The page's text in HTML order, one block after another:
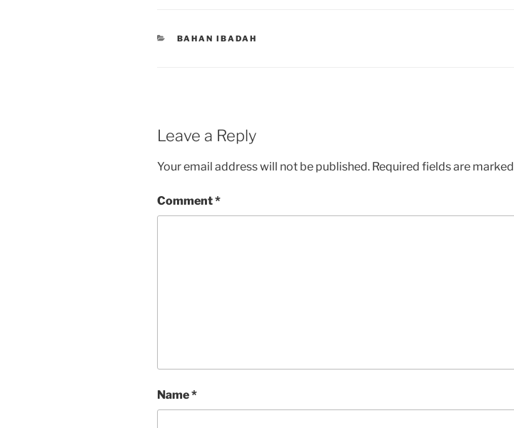
CATEGORIES
BAHAN IBADAH
Leave a Reply
Your email address will not be published. Required fields are marked
Comment*
Name*